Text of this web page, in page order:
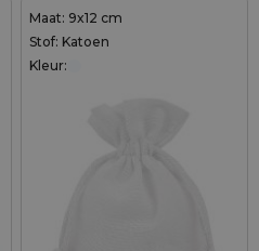
Maat: 9x12 cm
Stof: Katoen
Kleur: